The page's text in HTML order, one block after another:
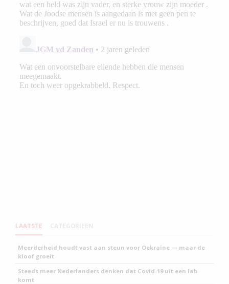
LAATSTE
Meerderheid houdt vast aan steun voor Oekraïne — maar de
kloof groeit
Steeds meer Nederlanders denken dat Covid-19 uit een lab
komt